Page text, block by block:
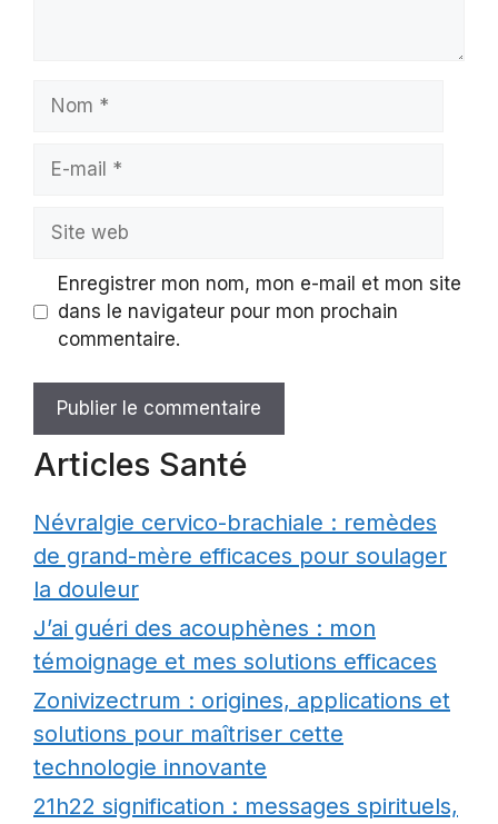
Nom
Site
Enregistrer mon nom, mon e-mail et mon site
dans le navigateur pour mon prochain
commentaire.
Articles Santé
Névralgie cervico-brachiale : remèdes
de grand-mère efficaces pour soulager
la douleur
J’ai guéri des acouphènes : mon
témoignage et mes solutions efficaces
Zonivizectrum : origines, applications et
solutions pour maîtriser cette
technologie innovante
21h22 signification : messages spirituels,